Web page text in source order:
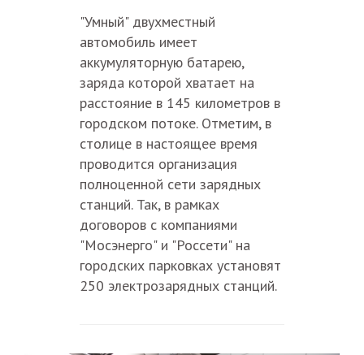
"Умный" двухместный
автомобиль имеет
аккумуляторную батарею,
заряда которой хватает на
расстояние в 145 километров в
городском потоке. Отметим, в
столице в настоящее время
проводится организация
полноценной сети зарядных
станций. Так, в рамках
договоров с компаниями
"Мосэнерго" и "Россети" на
городских парковках установят
250 электрозарядных станций.